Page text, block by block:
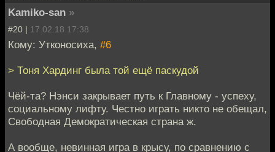
Kamiko-san »
#20 | 17.02.18 17:38
Кому: Утконосиха, #6
> Тоня Хардинг была той ещё паскудой
Чёй-та? Нэнси закрывает путь к Главному - успеху,
социальному лифту. Честно играть никто не обещал,
Свободная Демократическая страна ж.
А вообще, невинная игра в крысу, по сравнению с